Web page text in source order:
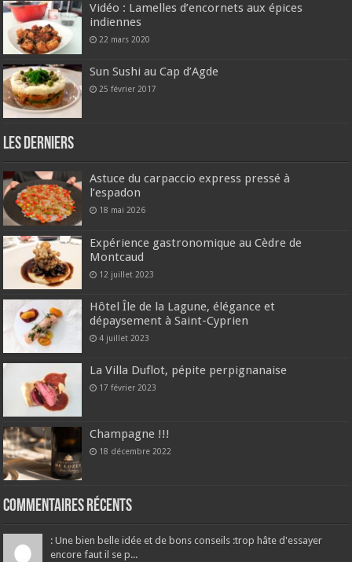
Vidéo : Lamelles d’encornets aux épices
indiennes
22 mars 2020
Sun Sushi au Cap d’Agde
25 février 2017
Les derniers
Astuce du carpaccio express pressé à
l’espadon
18 mai 2026
Expérience gastronomique au Cèdre de
Montcaud
12 juillet 2023
Hôtel Île de la Lagune, élégance et
dépaysement à Saint-Cyprien
4 juillet 2023
La Villa Duflot, pépite perpignanaise
17 février 2023
Champagne !!!
18 décembre 2022
Commentaires récents
: Une bien belle idée et de bons conseils :trop hâte d'essayer
encore faut il se p...